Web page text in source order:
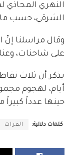
النهري المحاذي
الشرقي، حسب ما
وقال مراسلنا إنّ
على شاحنات،
يذكر أن ثلاث
أيام، لهجوم
حينها عدداً
كلمات دلالية: الفرات